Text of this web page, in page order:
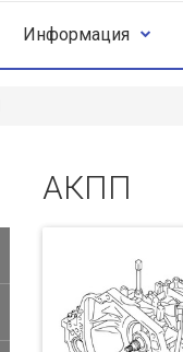
Информация
АКПП